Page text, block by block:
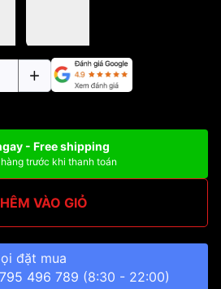
- Free shipping
trước khi thanh toán
VÀO GIỎ
đặt mua
496 789 (8:30 - 22:00)